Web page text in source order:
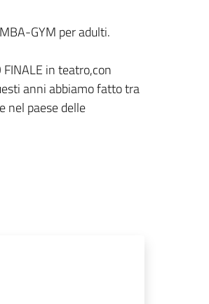
GYM per adulti.
in teatro,con
anni abbiamo fatto tra
nel paese delle